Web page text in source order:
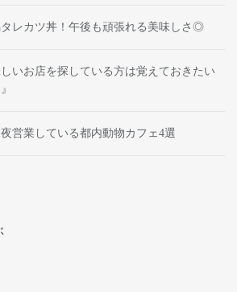
レカツ丼！午後も頑張れる美味しさ◎
しいお店を探している方は覚えておきたい
営業している都内動物カフェ4選